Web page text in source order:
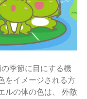
季節に目にする機
をイメージされる方
ルの体の色は、 外敵